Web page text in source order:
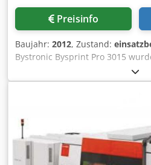
Preisinfo
Baujahr: 2012, Zustand:
Bystronic Bysprint Pro 3015
verfügt über einen BYSTRONIC
sowie eine BYSTRONIC
BYSTRONIC Byloader 3015
die Bystronic Bysprint Pro 3015
Betracht ziehen. Kontaktieren
Informationen. Codpfx Aex Rpd
Anwendungsbereiche Schneiden